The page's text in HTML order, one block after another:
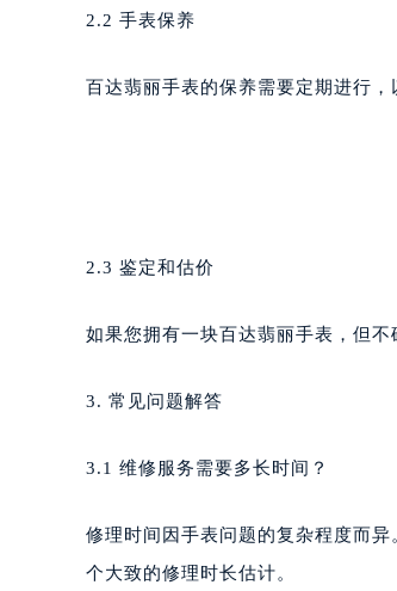
2.2 手表保养
百达翡丽手表的保养需要定期进行
2.3 鉴定和估价
如果您拥有一块百达翡丽手表，但
3. 常见问题解答
3.1 维修服务需要多长时间？
修理时间因手表问题的复杂程度而
个大致的修理时长估计。